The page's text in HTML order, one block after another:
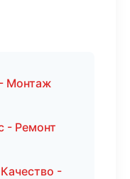
Монтаж
- Ремонт
-